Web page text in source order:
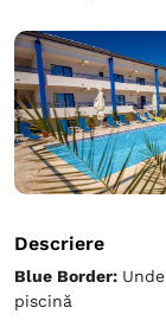
Descriere
Blue Border:
piscină